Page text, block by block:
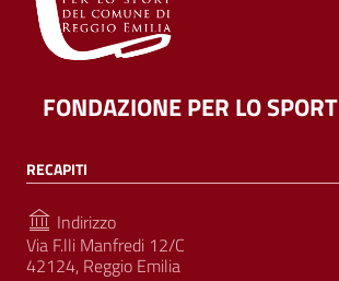
FONDAZIONE PER LO SPORT
RECAPITI
Indirizzo
Via F.lli Manfredi 12/C
42124, Reggio Emilia